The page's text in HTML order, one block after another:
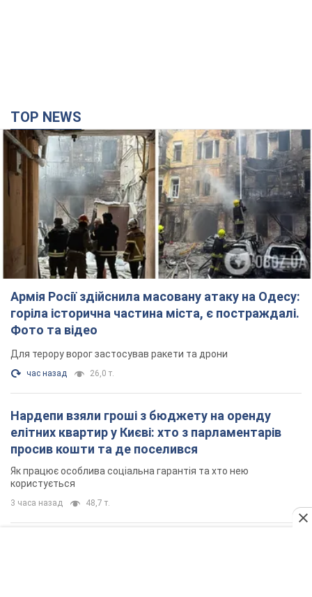
Армія Росії здійснила масовану атаку на Одесу:
горіла історична частина міста, є постраждалі.
Фото та відео
Для терору ворог застосував ракети та дрони
26,0 т.
Нардепи взяли гроші з бюджету на оренду
елітних квартир у Києві: хто з парламентарів
просив кошти та де поселився
Як працює особлива соціальна гарантія та хто нею
користується
3 часа назад
Російська армія обстріляла дві сусідні
багатоповерхівки в Харкові: двоє загиблих,
більше 20 постраждалих
Ворог навмисно обстрілює житлові будинки
17 минут назад 2,6 т.